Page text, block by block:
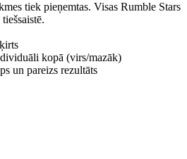
tiek pieņemtas. Visas Rumble Stars
kopā (virs/mazāk)
un pareizs rezultāts